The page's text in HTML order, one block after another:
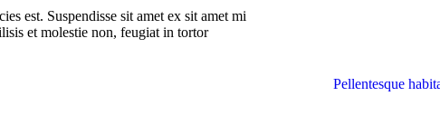
est. Suspendisse sit amet ex sit amet mi
et molestie non, feugiat in tortor
Pellentesque